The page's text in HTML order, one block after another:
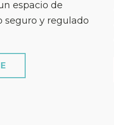
espacio de
y regulado